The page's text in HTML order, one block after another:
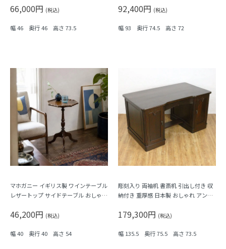
レガント クラシック
66,000円 (税込)
幅 46 奥行 46 高さ 73.5
92,400円 (税込)
幅 93 奥行 74.5 高さ 72
マホガニー イギリス製 ワインテーブル
レザートップ サイドテーブル おしゃれ
46,200円 (税込)
幅 40 奥行 40 高さ 54
彫刻入り 両袖机 書斎机 引出し付き 収
納付き 重厚感 日本製 おしゃれ アンテ
179,300円 (税込)
幅 135.5 奥行 75.5 高さ 73.5